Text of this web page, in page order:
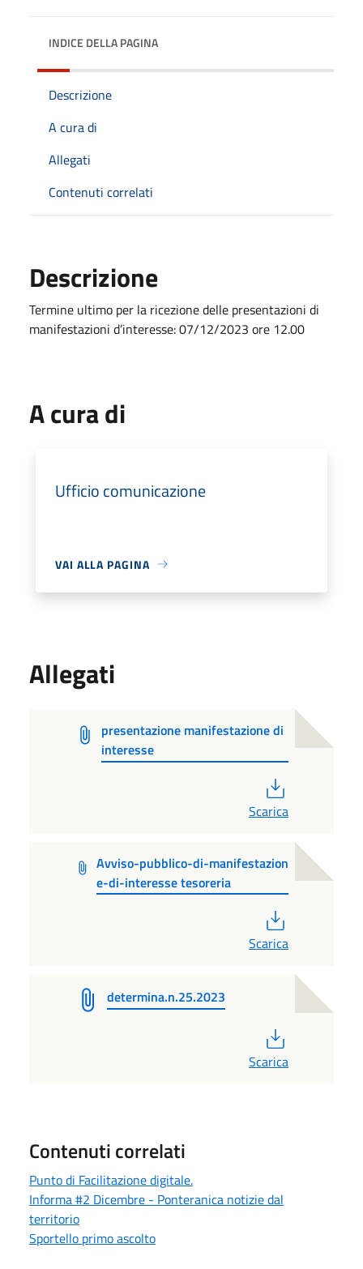
INDICE DELLA PAGINA
Descrizione
A cura di
Allegati
Contenuti correlati
Descrizione
Termine ultimo per la ricezione delle presentazioni di
manifestazioni d’interesse: 07/12/2023 ore 12.00
A cura di
Ufficio comunicazione
VAI ALLA PAGINA
Allegati
presentazione manifestazione di
interesse
Scarica
Avviso-pubblico-di-manifestazion
e-di-interesse tesoreria
Scarica
determina.n.25.2023
Scarica
Contenuti correlati
Punto di Facilitazione digitale.
Informa #2 Dicembre - Ponteranica notizie dal
territorio
Sportello primo ascolto